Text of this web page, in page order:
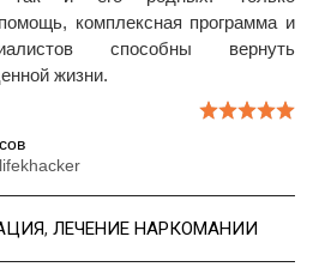
комплексная программа и
способны вернуть
жизни.
, ЛЕЧЕНИЕ НАРКОМАНИИ